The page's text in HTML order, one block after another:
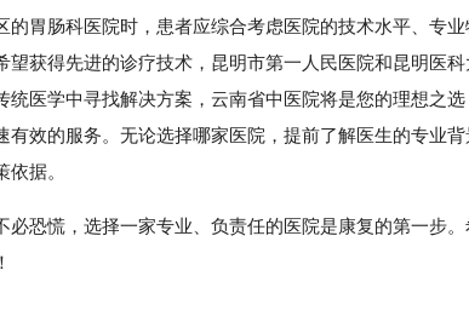
的胃肠科医院时，患者应综合考虑医院的技术水平、专
望获得先进的诊疗技术，昆明市第一人民医院和昆明医
统医学中寻找解决方案，云南省中医院将是您的理想之
有效的服务。无论选择哪家医院，提前了解医生的专业
据。
必恐慌，选择一家专业、负责任的医院是康复的第一步